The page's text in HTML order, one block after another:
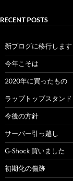
RECENT POSTS
新ブログに移行します
今年こそは
2020年に買ったもの
ラップトップスタンド
今後の方針
サーバー引っ越し
G-Shock 買いました
初期化の傷跡